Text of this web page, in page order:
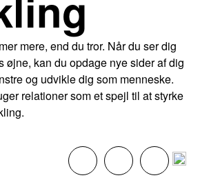
mere, end du tror. Når du ser dig
øjne, kan du opdage nye sider af dig
og udvikle dig som menneske.
relationer som et spejl til at styrke